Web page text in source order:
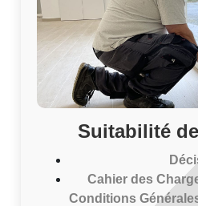
Suitabilité
Cahier des
Conditions